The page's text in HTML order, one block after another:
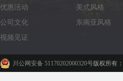
优惠活动
公司文化
视频见证
美式风格
东南亚风格
川公网安备 51170202000320号版权所有